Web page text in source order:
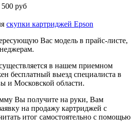
500 руб
скупки картриджей Epson
Вас модель в прайс-листе,
в нашем приемном
бесплатный выезд специалиста в
и Московской области.
Вы получите на руки, Вам
на продажу картриджей с
итог самостоятельно с помощью